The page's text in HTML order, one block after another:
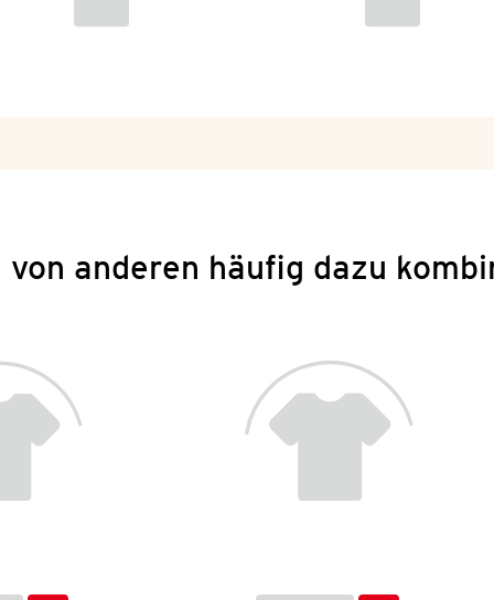
von anderen häufig dazu